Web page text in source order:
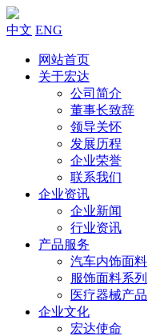
中文 ENG
网站首页
关于宏达
公司简介
董事长致辞
领导关怀
发展历程
企业荣誉
联系我们
企业资讯
企业新闻
行业资讯
产品服务
汽车内饰面料
服饰面料系列
医疗器械产品
企业文化
宏达使命